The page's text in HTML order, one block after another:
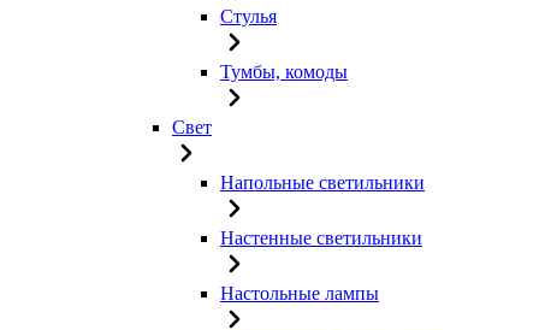
Стулья
Тумбы, комоды
Свет
Напольные светильники
Настенные светильники
Настольные лампы